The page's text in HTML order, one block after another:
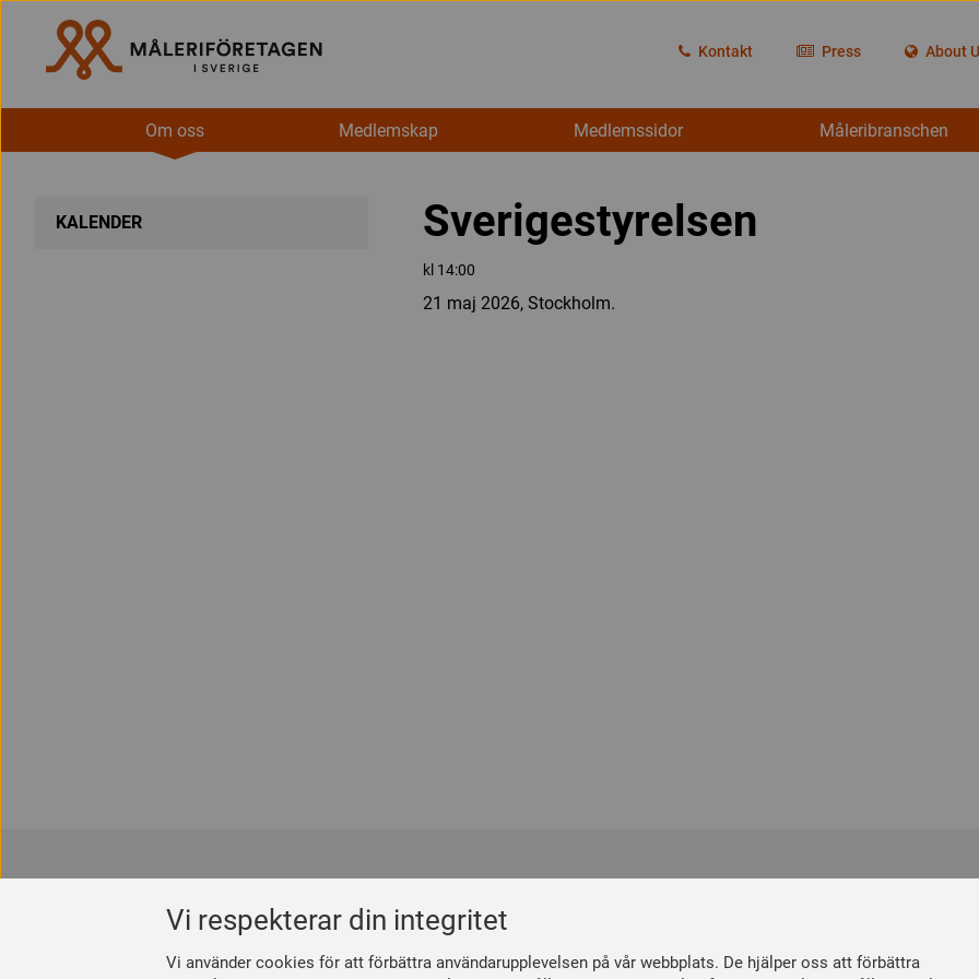
Vi respekterar din integritet
Vi använder cookies för att förbättra användarupplevelsen på vår webbplats. De hjälper oss att förbättra
Kontakt Press About
Om oss Medlemskap Medlemssidor Måleribranschen
KALENDER Sverigestyrelsen
kl 14:00
21 maj 2026, Stockholm.
Måleriföretagen i Sverige
Så här blir du medlem
Se dina förmåner
Linkedin